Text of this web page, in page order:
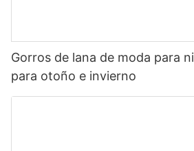
Gorros de lana de moda para
para otoño e invierno